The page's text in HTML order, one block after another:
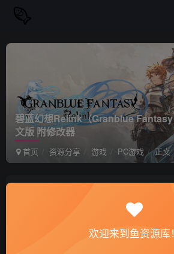
碧蓝幻想Relink（Granblue
文版 附修改器
首页 资源分享 游戏 PC游戏 正文
欢迎来到鱼资源库！